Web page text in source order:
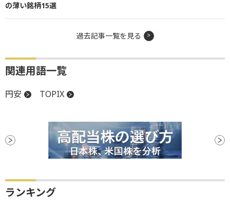
の薄い銘柄15選
過去記事一覧を見る
関連用語一覧
円安 TOPIX
ランキング